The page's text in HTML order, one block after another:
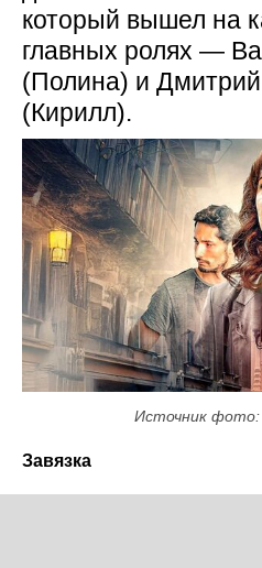
который вышел на
главных ролях —
(Полина) и
(Кирилл).
Источник фото:
Завязка